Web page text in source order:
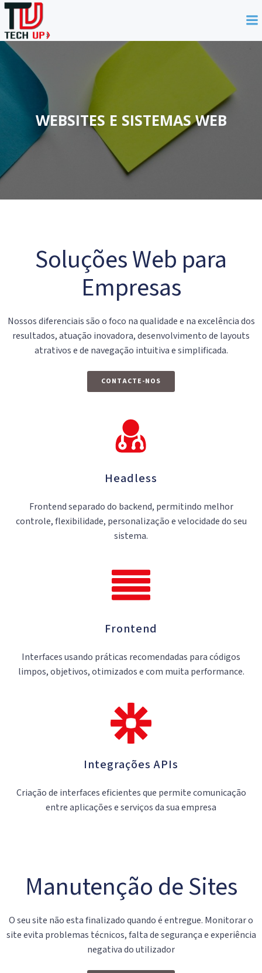
WEBSITES E SISTEMAS WEB
Soluções Web para
Empresas
Nossos diferenciais são o foco na qualidade e na excelência dos
resultados, atuação inovadora, desenvolvimento de layouts
atrativos e de navegação intuitiva e simplificada.
CONTACTE-NOS
Headless
Frontend separado do backend, permitindo melhor
controle, flexibilidade, personalização e velocidade do seu
sistema.
Frontend
Interfaces usando práticas recomendadas para códigos
limpos, objetivos, otimizados e com muita performance.
Integrações APIs
Criação de interfaces eficientes que permite comunicação
entre aplicações e serviços da sua empresa
Manutenção de Sites
O seu site não esta finalizado quando é entregue. Monitorar o
site evita problemas técnicos, falta de segurança e experiência
negativa do utilizador